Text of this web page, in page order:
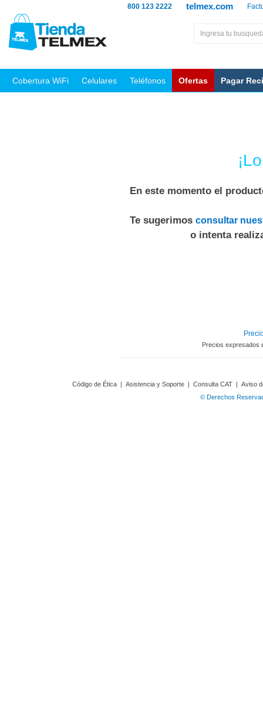
telmex.com
800 123 2222
Cobertura WiFi Celulares Teléfonos Ofertas Pagar
En este momento el
Te sugerimos consultar
o intenta
Precios expresados
Código de Ética | Asistencia y Soporte | Consulta CAT | Aviso
© Derechos